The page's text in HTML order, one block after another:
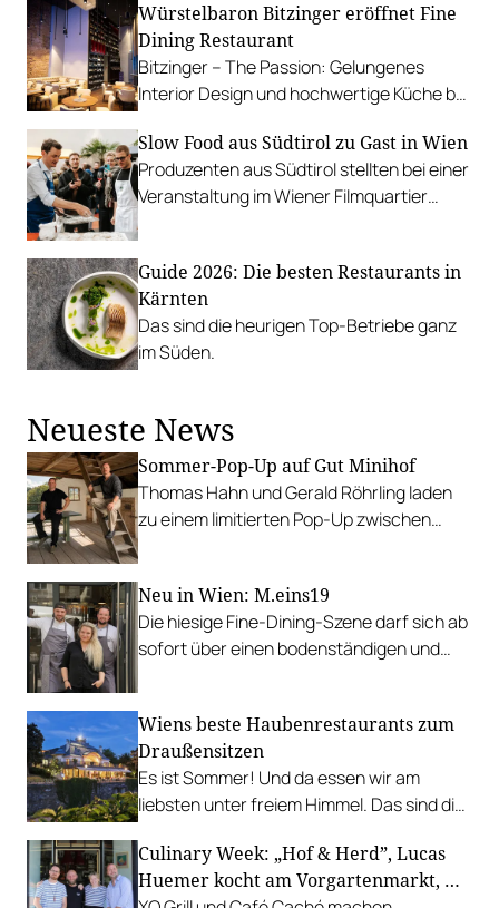
Würstelbaron Bitzinger eröffnet Fine
Dining Restaurant
Bitzinger – The Passion: Gelungenes
Interior Design und hochwertige Küche bei
Slow Food aus Südtirol zu Gast in Wien
Produzenten aus Südtirol stellten bei einer
Veranstaltung im Wiener Filmquartier
Guide 2026: Die besten Restaurants in
Kärnten
Das sind die heurigen Top-Betriebe ganz
im Süden.
Neueste News
Sommer-Pop-Up auf Gut Minihof
Thomas Hahn und Gerald Röhrling laden
zu einem limitierten Pop-Up zwischen
Neu in Wien: M.eins19
Die hiesige Fine-Dining-Szene darf sich ab
sofort über einen bodenständigen und
Wiens beste Haubenrestaurants zum
Draußensitzen
Es ist Sommer! Und da essen wir am
liebsten unter freiem Himmel. Das sind die
Gastgarten.
Culinary Week: „Hof & Herd”, Lucas
Huemer kocht am Vorgartenmarkt, …